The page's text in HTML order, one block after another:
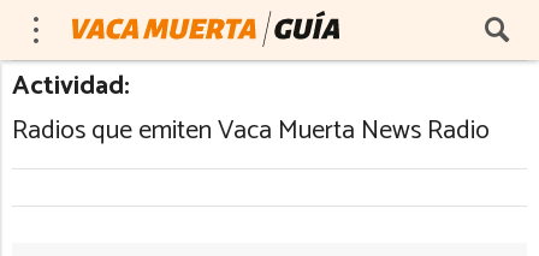
Actividad:
Radios que emiten Vaca Muerta News Radio